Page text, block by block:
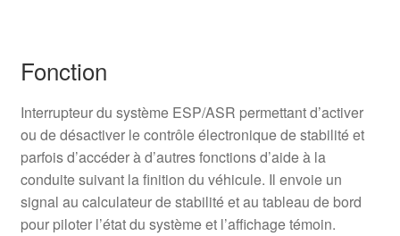
Fonction
Interrupteur du système ESP/ASR permettant d’activer
ou de désactiver le contrôle électronique de stabilité et
parfois d’accéder à d’autres fonctions d’aide à la
conduite suivant la finition du véhicule. Il envoie un
signal au calculateur de stabilité et au tableau de bord
pour piloter l’état du système et l’affichage témoin.